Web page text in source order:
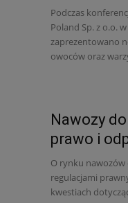
Podczas
Poland Sp. z o.o.
zaprezentowano
owoców oraz
Nawozy
prawo i
O rynku
regulacjami
kwestiach